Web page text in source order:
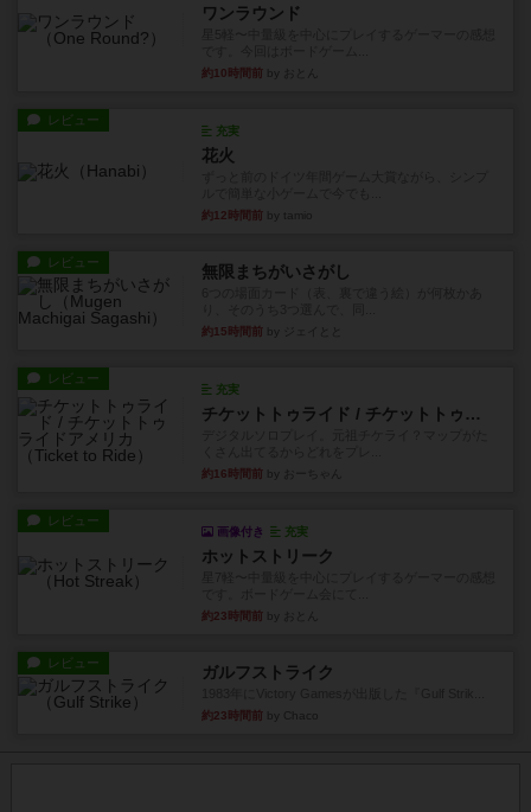
ワンラウンド
約10時間前 by おとん
レビュー
充実
花火
約12時間前 by tamio
レビュー 無限まちがいさがし
約15時間前 by ジェイとと
レビュー
充実
チケットトゥライド / チケットトゥライドアメリカ
約16時間前 by おーちゃん
レビュー
画像付き 充実
ホットストリーク
約23時間前 by おとん
レビュー ガルフストライク
約23時間前 by Chaco